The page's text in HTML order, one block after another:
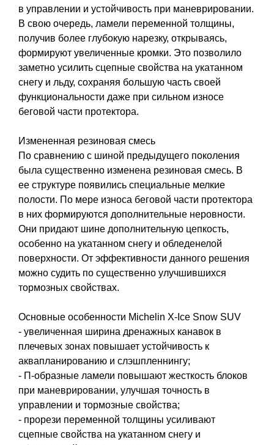
в управлении и устойчивость при маневрировании.
В свою очередь, ламели переменной толщины,
получив более глубокую нарезку, открываясь,
формируют увеличенные кромки. Это позволило
заметно усилить сцепные свойства на укатанном
снегу и льду, сохраняя большую часть своей
функциональности даже при сильном износе
беговой части протектора.
Измененная резиновая смесь
По сравнению с шиной предыдущего поколения
была существенно изменена резиновая смесь. В
ее структуре появились специальные мелкие
полости. По мере износа беговой части протектора
в них формируются дополнительные неровности.
Они придают шине дополнительную цепкость,
особенно на укатанном снегу и обледенелой
поверхности. От эффективности данного решения
можно судить по существенно улучшившихся
тормозных свойствах.
Основные особенности Michelin X-Ice Snow SUV
- увеличенная ширина дренажных канавок в
плечевых зонах повышает устойчивость к
аквапланированию и слэшпленнингу;
- П-образные ламели повышают жесткость блоков
при маневрировании, улучшая точность в
управлении и тормозные свойства;
- прорези переменной толщины усиливают
сцепные свойства на укатанном снегу и